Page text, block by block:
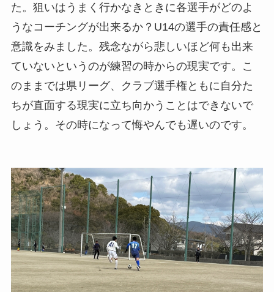
た。狙いはうまく行かなきときに各選手がどのよ
うなコーチングが出来るか？U14の選手の責任感と
意識をみました。残念ながら悲しいほど何も出来
ていないというのが練習の時からの現実です。こ
のままでは県リーグ、クラブ選手権ともに自分た
ちが直面する現実に立ち向かうことはできないで
しょう。その時になって悔やんでも遅いのです。